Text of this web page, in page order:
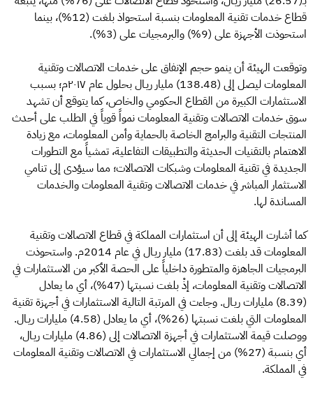
قطاع خدمات تقنية المعلومات بنسبة استحواذ بلغت (12%)، بينما
استحوذت الأجهزة على (9%) والبرمجيات على (3%).
وتوقعت الهيئة أن ينمو حجم الإنفاق على خدمات الاتصالات وتقنية
المعلومات ليصل إلى (138.48) مليار ريـال بحلول عام ٢٠١٧م؛ بسبب
الاستثمارات الكبيرة من القطاع الحكومي والخاص، كما يتوقع أن تشهد
سوق خدمات الاتصالات وتقنية المعلومات نمواً قوياً في الطلب على أحدث
المنتجات التقنية والبرامج الخاصة بالحماية وأمن المعلومات، مع زيادة
الاهتمام بالتقنيات الحديثة والتطبيقات التفاعلية، تمشياً مع التطورات
الجديدة في تقنية المعلومات وشبكات الاتصالات؛ مما سيؤدى إلى تنامي
الاستثمار المباشر في خدمات الاتصالات وتقنية المعلومات والخدمات
المساندة لها.
كما أشارت الهيئة إلى أن استثمارات المملكة في قطاع الاتصالات وتقنية
المعلومات قد بلغت (17.83) مليار ريـال في عام 2014م. واستحوذت
البرمجيات الجاهزة والمتطورة داخلياً على الحصة الأكبر من الاستثمارات في
الاتصالات وتقنية المعلومات، إذْ بلغت نسبتها (47%)، أي ما يعادل
(8.39) مليارات ريـال. وجاءت في المرتبة التالية الاستثمارات في أجهزة تقنية
المعلومات التي بلغت نسبتها (26%)، أي ما يعادل (4.58) مليارات ريـال.
ووصلت قيمة الاستثمارات في أجهزة الاتصالات إلى (4.86) مليارات ريـال،
أي بنسبة (27%) من إجمالي الاستثمارات في الاتصالات وتقنية المعلومات
في المملكة.